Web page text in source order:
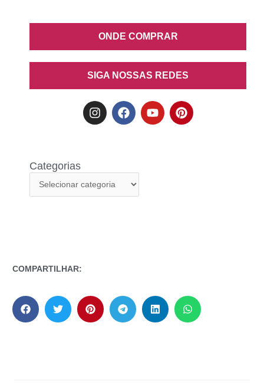
ONDE COMPRAR
SIGA NOSSAS REDES
Categorias
COMPARTILHAR: